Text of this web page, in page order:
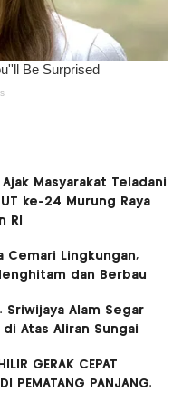
Masyarakat Teladani
ke-24 Murung Raya
RI
Cemari Lingkungan,
dan Berbau
Sriwijaya Alam Segar
Atas Aliran Sungai
GERAK CEPAT
PEMATANG PANJANG.